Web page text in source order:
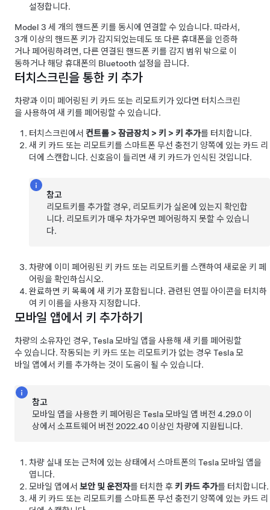
설정합니다.
Model 3 세 개의 핸드폰 키를 동시에 연결할 수 있습니다. 따라서,
3개 이상의 핸드폰 키가 감지되었는데도 또 다른 휴대폰을 인증하
거나 페어링하려면, 다른 연결된 핸드폰 키를 감지 범위 밖으로 이
동하거나 해당 휴대폰의 Bluetooth 설정을 끕니다.
터치스크린을 통한 키 추가
차량과 이미 페어링된 키 카드 또는 리모트키가 있다면 터치스크린
을 사용하여 새 키를 페어링할 수 있습니다.
터치스크린에서 컨트롤 > 잠금장치 > 키 > 키 추가를 터치합니다.
새 키 카드 또는 리모트키를 스마트폰 무선 충전기 양쪽에 있는 카드 리
더에 스캔합니다. 신호음이 들리면 새 키 카드가 인식된 것입니다.
참고
리모트키를 추가할 경우, 리모트키가 실온에 있는지 확인합
니다. 리모트키가 매우 차가우면 페어링하지 못할 수 있습니
다.
차량에 이미 페어링된 키 카드 또는 리모트키를 스캔하여 새로운 키 페
어링을 확인하십시오.
완료하면 키 목록에 새 키가 포함됩니다. 관련된 연필 아이콘을 터치하
여 키 이름을 사용자 지정합니다.
모바일 앱에서 키 추가하기
차량의 소유자인 경우, Tesla 모바일 앱을 사용해 새 키를 페어링할
수 있습니다. 작동되는 키 카드 또는 리모트키가 없는 경우 Tesla 모
바일 앱에서 키를 추가하는 것이 도움이 될 수 있습니다.
참고
모바일 앱을 사용한 키 페어링은 Tesla 모바일 앱 버전 4.29.0 이
상에서 소프트웨어 버전 2022.40 이상인 차량에 지원됩니다.
차량 실내 또는 근처에 있는 상태에서 스마트폰의 Tesla 모바일 앱을
엽니다.
모바일 앱에서 보안 및 운전자를 터치한 후키 카드 추가를 터치합니다.
새 키 카드 또는 리모트키를 스마트폰 무선 충전기 양쪽에 있는 카드 리